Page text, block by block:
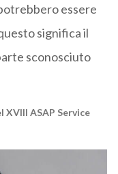
essere
significa il
sconosciuto
XVIII ASAP Service